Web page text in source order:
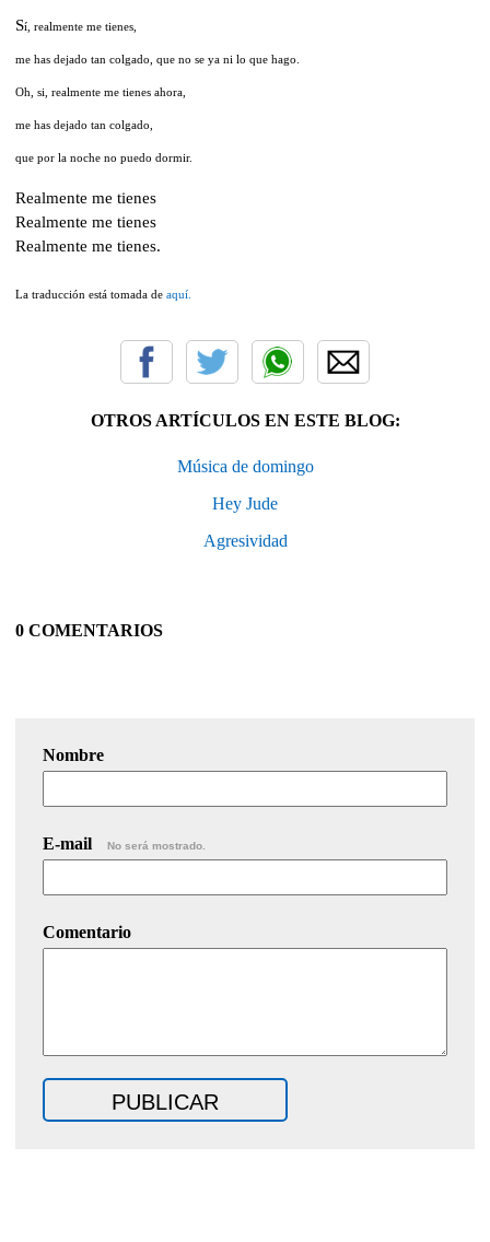
Sí, realmente me tienes,
me has dejado tan colgado, que no se ya ni lo que hago.
Oh, si, realmente me tienes ahora,
me has dejado tan colgado,
que por la noche no puedo dormir.
Realmente me tienes
Realmente me tienes
Realmente me tienes.
La traducción está tomada de aquí.
OTROS ARTÍCULOS EN ESTE BLOG:
Música de domingo
Hey Jude
Agresividad
0 COMENTARIOS
Nombre
E-mail No será mostrado.
Comentario